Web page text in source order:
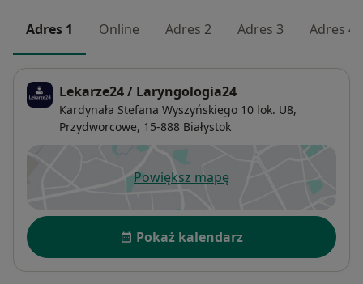
Adres 1 Online Adres 2 Adres 3 Adres 4
Lekarze24 / Laryngologia24
Kardynała Stefana Wyszyńskiego 10 lok. U8,
Przydworcowe, 15-888 Białystok
Powiększ mapęotwiera się w nowej karcie
Dostępność
Pokaż kalendarz